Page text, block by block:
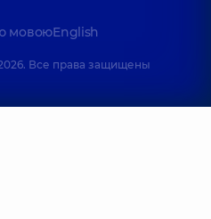
мовоюEnglish
Все права защищены